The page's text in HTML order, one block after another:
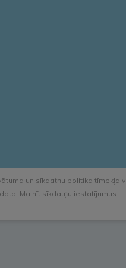
un sīkdatņu politika tīmekļa
Mainīt sīkdatņu iestatījumus.